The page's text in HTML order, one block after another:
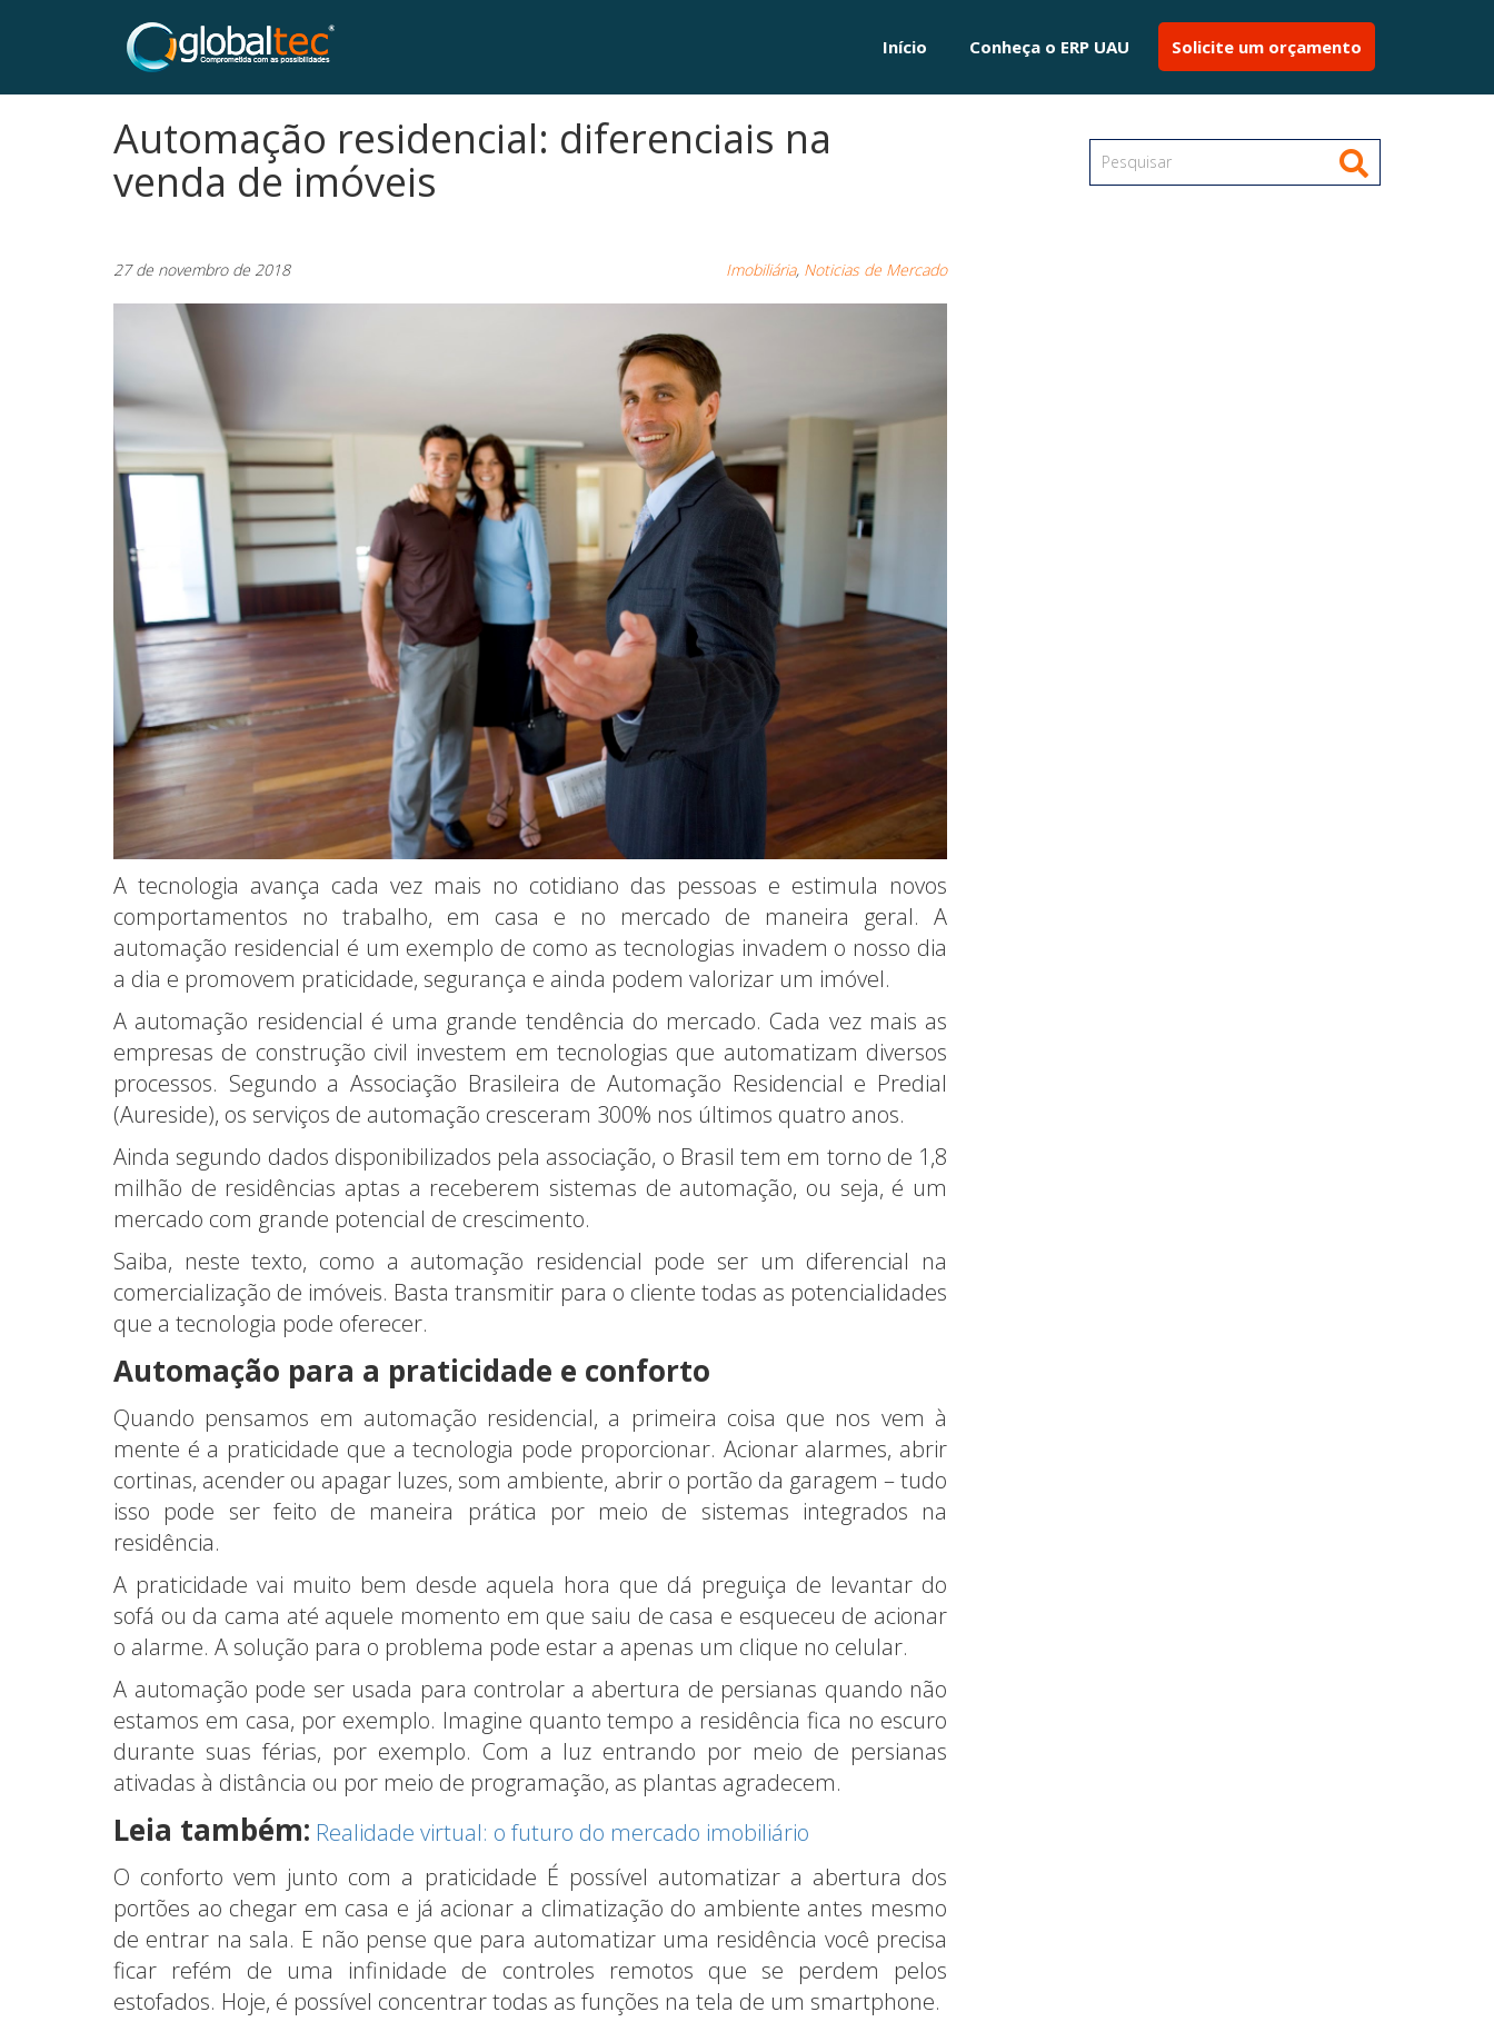
Início Conheça o ERP UAU Solicite um orçamento
Automação residencial: diferenciais na
venda de imóveis
27 de novembro de 2018 Imobiliária, Noticias de Mercado
A tecnologia avança cada vez mais no cotidiano das pessoas e estimula novos
comportamentos no trabalho, em casa e no mercado de maneira geral. A
automação residencial é um exemplo de como as tecnologias invadem o nosso dia
a dia e promovem praticidade, segurança e ainda podem valorizar um imóvel.
A automação residencial é uma grande tendência do mercado. Cada vez mais as
empresas de construção civil investem em tecnologias que automatizam diversos
processos. Segundo a Associação Brasileira de Automação Residencial e Predial
(Aureside), os serviços de automação cresceram 300% nos últimos quatro anos.
Ainda segundo dados disponibilizados pela associação, o Brasil tem em torno de 1,8
milhão de residências aptas a receberem sistemas de automação, ou seja, é um
mercado com grande potencial de crescimento.
Saiba, neste texto, como a automação residencial pode ser um diferencial na
comercialização de imóveis. Basta transmitir para o cliente todas as potencialidades
que a tecnologia pode oferecer.
Automação para a praticidade e conforto
Quando pensamos em automação residencial, a primeira coisa que nos vem à
mente é a praticidade que a tecnologia pode proporcionar. Acionar alarmes, abrir
cortinas, acender ou apagar luzes, som ambiente, abrir o portão da garagem – tudo
isso pode ser feito de maneira prática por meio de sistemas integrados na
residência.
A praticidade vai muito bem desde aquela hora que dá preguiça de levantar do
sofá ou da cama até aquele momento em que saiu de casa e esqueceu de acionar
o alarme. A solução para o problema pode estar a apenas um clique no celular.
A automação pode ser usada para controlar a abertura de persianas quando não
estamos em casa, por exemplo. Imagine quanto tempo a residência fica no escuro
durante suas férias, por exemplo. Com a luz entrando por meio de persianas
ativadas à distância ou por meio de programação, as plantas agradecem.
Leia também: Realidade virtual: o futuro do mercado imobiliário
O conforto vem junto com a praticidade É possível automatizar a abertura dos
portões ao chegar em casa e já acionar a climatização do ambiente antes mesmo
de entrar na sala. E não pense que para automatizar uma residência você precisa
ficar refém de uma infinidade de controles remotos que se perdem pelos
estofados. Hoje, é possível concentrar todas as funções na tela de um smartphone.